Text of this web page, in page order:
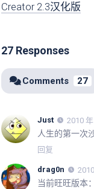
Creator 2.3汉化版
27 Responses
Comments 27
Just 2010
人生的第一次
回复
drag0n
当前旺旺版本